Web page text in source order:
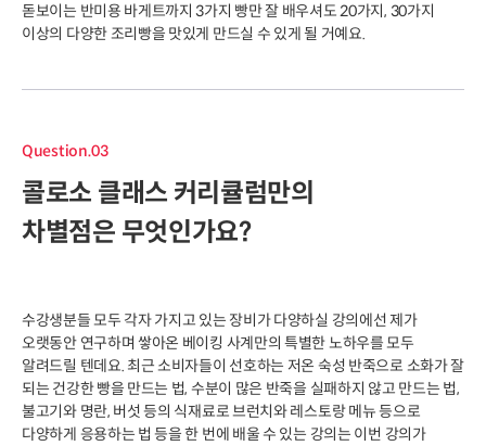
돋보이는 반미용 바게트까지 3가지 빵만 잘 배우셔도 20가지, 30가지
이상의 다양한 조리빵을 맛있게 만드실 수 있게 될 거예요.
Question.03
콜로소 클래스 커리큘럼만의
차별점은 무엇인가요?
수강생분들 모두 각자 가지고 있는 장비가 다양하실 강의에선 제가
오랫동안 연구하며 쌓아온 베이킹 사계만의 특별한 노하우를 모두
알려드릴 텐데요. 최근 소비자들이 선호하는 저온 숙성 반죽으로 소화가 잘
되는 건강한 빵을 만드는 법, 수분이 많은 반죽을 실패하지 않고 만드는 법,
불고기와 명란, 버섯 등의 식재료로 브런치와 레스토랑 메뉴 등으로
다양하게 응용하는 법 등을 한 번에 배울 수 있는 강의는 이번 강의가